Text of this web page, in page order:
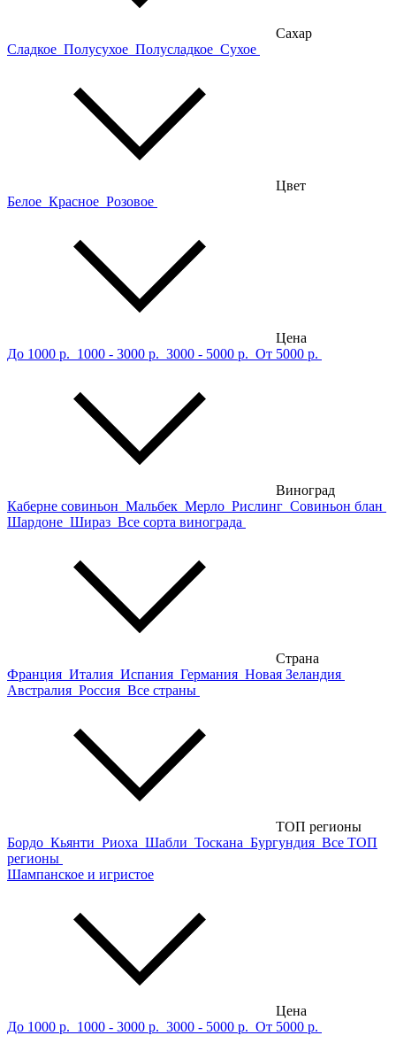
Сахар
Сладкое Полусухое Полусладкое Сухое
Цвет
Белое Красное Розовое
Цена
До 1000 р. 1000 - 3000 р. 3000 - 5000 р. От 5000 р.
Виноград
Каберне совиньон Мальбек Мерло Рислинг Совиньон блан
Шардоне Шираз Все сорта винограда
Страна
Франция Италия Испания Германия Новая Зеландия
Австралия Россия Все страны
ТОП регионы
Бордо Кьянти Риоха Шабли Тоскана Бургундия Все ТОП
регионы
Шампанское и игристое
Цена
До 1000 р. 1000 - 3000 р. 3000 - 5000 р. От 5000 р.